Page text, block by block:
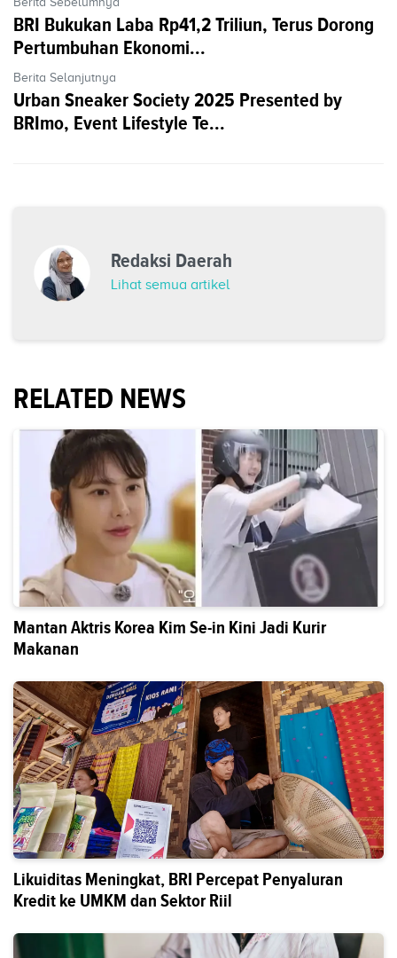
BRI Bukukan Laba Rp41,2 Triliun, Terus Dorong
Pertumbuhan Ekonomi...
Berita Selanjutnya
Urban Sneaker Society 2025 Presented by
BRImo, Event Lifestyle Te...
Redaksi Daerah
Lihat semua artikel
RELATED NEWS
Mantan Aktris Korea Kim Se-in Kini Jadi Kurir
Makanan
Likuiditas Meningkat, BRI Percepat Penyaluran
Kredit ke UMKM dan Sektor Riil